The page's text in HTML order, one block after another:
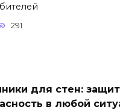
291
для стен:
в любой